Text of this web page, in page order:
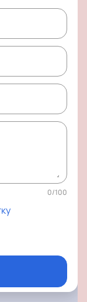
0/100